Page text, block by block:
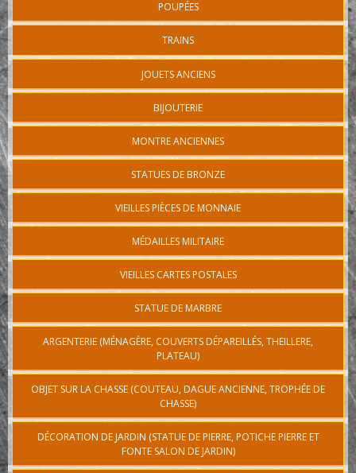
POUPÉES
TRAINS
JOUETS ANCIENS
BIJOUTERIE
MONTRE ANCIENNES
STATUES DE BRONZE
VIEILLES PIÈCES DE MONNAIE
MÉDAILLES MILITAIRE
VIEILLES CARTES POSTALES
STATUE DE MARBRE
ARGENTERIE (MÉNAGÈRE, COUVERTS DÉPAREILLÉS, THEILLERE,
PLATEAU)
OBJET SUR LA CHASSE (COUTEAU, DAGUE ANCIENNE, TROPHÉE DE
CHASSE)
DÉCORATION DE JARDIN (STATUE DE PIERRE, POTICHE PIERRE ET
FONTE SALON DE JARDIN)